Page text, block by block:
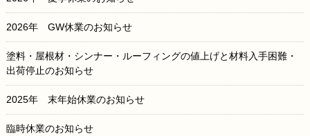
2026年 GW休業のお知らせ
塗料・屋根材・シンナー・ルーフィングの値上げと材料入手困難・
出荷停止のお知らせ
2025年 末年始休業のお知らせ
臨時休業のお知らせ